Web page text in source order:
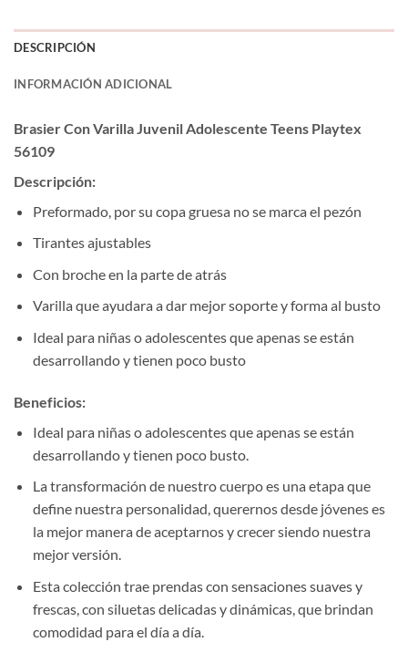
DESCRIPCIÓN
INFORMACIÓN ADICIONAL
Brasier Con Varilla Juvenil Adolescente Teens Playtex
56109
Descripción:
Preformado, por su copa gruesa no se marca el pezón
Tirantes ajustables
Con broche en la parte de atrás
Varilla que ayudara a dar mejor soporte y forma al busto
Ideal para niñas o adolescentes que apenas se están
desarrollando y tienen poco busto
Beneficios:
Ideal para niñas o adolescentes que apenas se están
desarrollando y tienen poco busto.
La transformación de nuestro cuerpo es una etapa que
define nuestra personalidad, querernos desde jóvenes es
la mejor manera de aceptarnos y crecer siendo nuestra
mejor versión.
Esta colección trae prendas con sensaciones suaves y
frescas, con siluetas delicadas y dinámicas, que brindan
comodidad para el día a día.